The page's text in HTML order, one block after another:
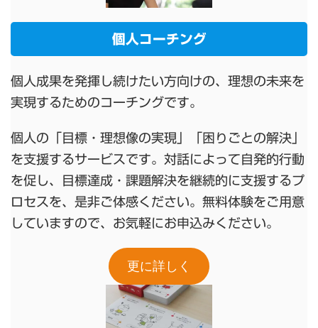
個人コーチング
個人成果を発揮し続けたい方向けの、理想の未来を
実現するためのコーチングです。
個人の「目標・理想像の実現」「困りごとの解決」
を支援するサービスです。対話によって自発的行動
を促し、目標達成・課題解決を継続的に支援するプ
ロセスを、是非ご体感ください。無料体験をご用意
していますので、お気軽にお申込みください。
更に詳しく